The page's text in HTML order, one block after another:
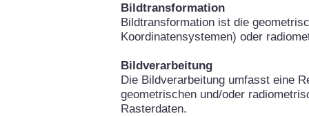
Bildtransformation
Bildtransformation ist die
Koordinatensystemen) oder
Bildverarbeitung
Die Bildverarbeitung umfasst eine
geometrischen und/oder
Rasterdaten.